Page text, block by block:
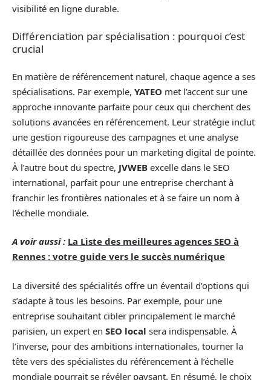
visibilité en ligne durable.
Différenciation par spécialisation : pourquoi c’est
crucial
En matière de référencement naturel, chaque agence a ses
spécialisations. Par exemple, YATEO met l’accent sur une
approche innovante parfaite pour ceux qui cherchent des
solutions avancées en référencement. Leur stratégie inclut
une gestion rigoureuse des campagnes et une analyse
détaillée des données pour un marketing digital de pointe.
À l’autre bout du spectre, JVWEB excelle dans le SEO
international, parfait pour une entreprise cherchant à
franchir les frontières nationales et à se faire un nom à
l’échelle mondiale.
A voir aussi : La Liste des meilleures agences SEO à
Rennes : votre guide vers le succès numérique
La diversité des spécialités offre un éventail d’options qui
s’adapte à tous les besoins. Par exemple, pour une
entreprise souhaitant cibler principalement le marché
parisien, un expert en SEO local sera indispensable. À
l’inverse, pour des ambitions internationales, tourner la
tête vers des spécialistes du référencement à l’échelle
mondiale pourrait se révéler paysant. En résumé, le choix